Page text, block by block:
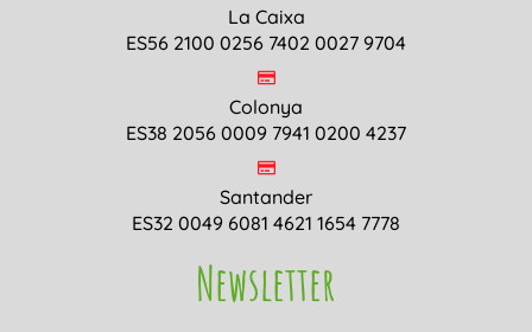
La Caixa
ES56 2100 0256 7402 0027 9704
Colonya
ES38 2056 0009 7941 0200 4237
Santander
ES32 0049 6081 4621 1654 7778
Newsletter